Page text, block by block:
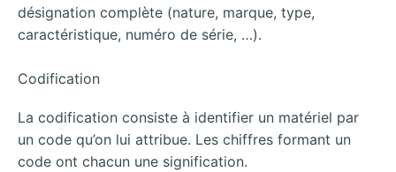
désignation complète (nature, marque, type,
caractéristique, numéro de série, …).
Codification
La codification consiste à identifier un matériel par
un code qu’on lui attribue. Les chiffres formant un
code ont chacun une signification.